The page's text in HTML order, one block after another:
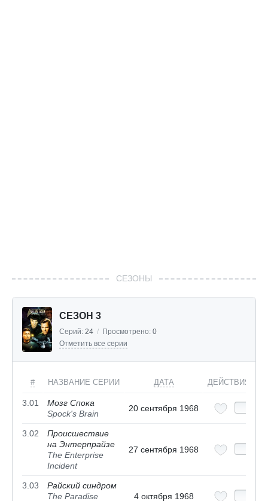
СЕЗОНЫ
СЕЗОН 3
Серий: 24 / Просмотрено: 0
Отметить все серии
# НАЗВАНИЕ СЕРИИ ДАТА ДЕЙСТВИЯ
3.01
Мозг Спока
Spock's Brain
20 сентября 1968
3.02
Происшествие
на Энтерпрайзе
The Enterprise
Incident
27 сентября 1968
3.03
Райский синдром
The Paradise
4 октября 1968